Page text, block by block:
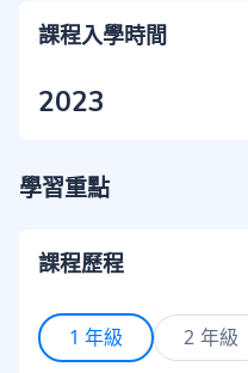
課程入學時間
2023
學習重點
課程歷程
1 年級 2 年級